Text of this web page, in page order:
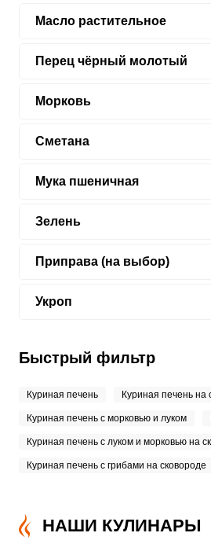
Масло растительное
Перец чёрный молотый
Морковь
Сметана
Мука пшеничная
Зелень
Приправа (на выбор)
Укроп
Быстрый фильтр
Куриная печень Куриная печень на
Куриная печень с морковью и луком
Куриная печень с луком и морковью на
Куриная печень с грибами на сковороде
НАШИ КУЛИНАРЫ